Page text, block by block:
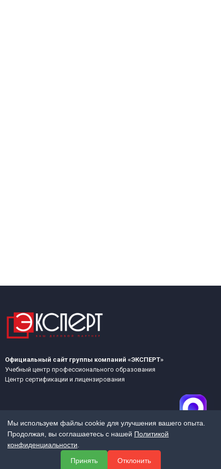
Официальный сайт группы компаний «ЭКСПЕРТ»
Учебный центр профессионального образования
Центр сертификации и лицензирования
МЕНЮ
Мы используем файлы cookie для улучшения вашего опыта.
Продолжая, вы соглашаетесь с нашей Политикой
конфиденциальности
Принять
Отклонить